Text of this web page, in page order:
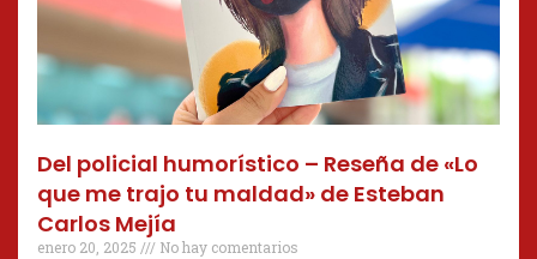
Del policial humorístico – Reseña de «Lo
que me trajo tu maldad» de Esteban
Carlos Mejía
enero 20, 2025
No hay comentarios